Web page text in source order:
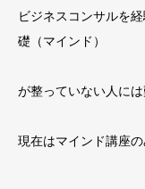
ビジネスコンサルを
礎（マインド）
が整っていない人に
現在はマインド講座